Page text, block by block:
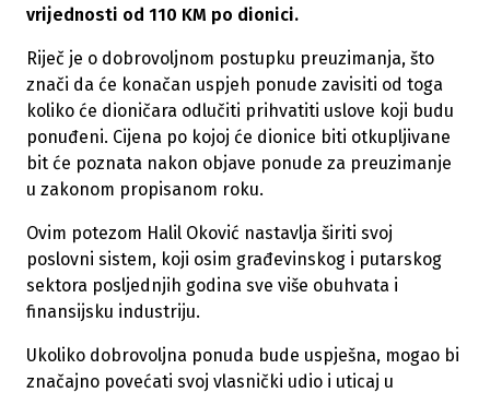
vrijednosti od 110 KM po dionici.
Riječ je o dobrovoljnom postupku preuzimanja, što
znači da će konačan uspjeh ponude zavisiti od toga
koliko će dioničara odlučiti prihvatiti uslove koji budu
ponuđeni. Cijena po kojoj će dionice biti otkupljivane
bit će poznata nakon objave ponude za preuzimanje
u zakonom propisanom roku.
Ovim potezom Halil Oković nastavlja širiti svoj
poslovni sistem, koji osim građevinskog i putarskog
sektora posljednjih godina sve više obuhvata i
finansijsku industriju.
Ukoliko dobrovoljna ponuda bude uspješna, mogao bi
značajno povećati svoj vlasnički udio i uticaj u